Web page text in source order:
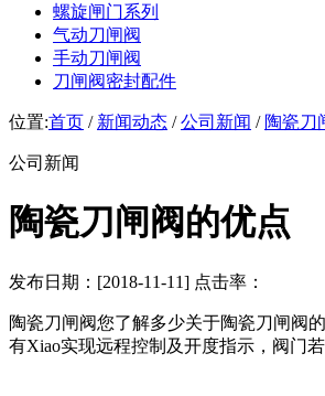
螺旋闸门系列
气动刀闸阀
手动刀闸阀
刀闸阀密封配件
位置:首页 / 新闻动态 /公司新闻 / 陶瓷刀
公司新闻
陶瓷刀闸阀的优点
发布日期：[2018-11-11] 点击率：
陶瓷刀闸阀您了解多少关于陶瓷刀闸阀
有Xiao实现远程控制及开度指示，阀门